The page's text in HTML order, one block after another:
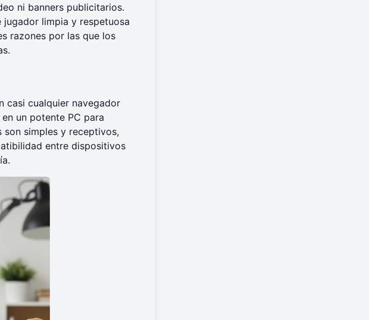
ni banners publicitarios.
limpia y respetuosa
razones por las que los
casi cualquier navegador
un potente PC para
simples y receptivos,
entre dispositivos